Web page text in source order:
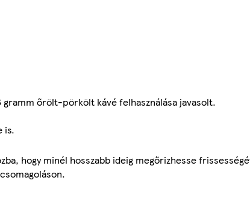
gramm őrölt-pörkölt kávé felhasználása javasolt.
is.
hogy minél hosszabb ideig megőrizhesse